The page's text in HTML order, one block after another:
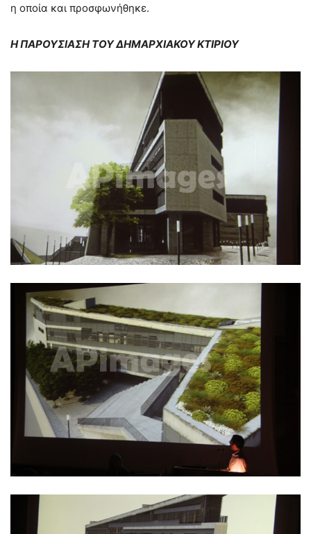
η οποία και προσφωνήθηκε.
Η ΠΑΡΟΥΣΙΑΣΗ ΤΟΥ ΔΗΜΑΡΧΙΑΚΟΥ ΚΤΙΡΙΟΥ